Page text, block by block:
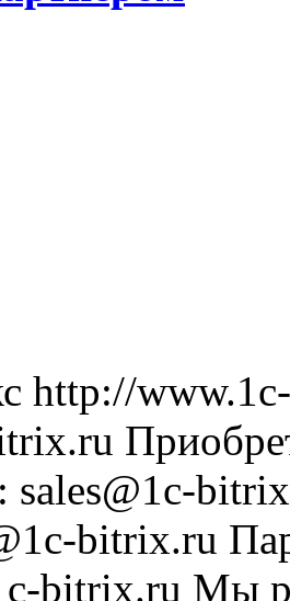
http://
: sales@1c-
bitrix.ru
bitrix.ru Мы